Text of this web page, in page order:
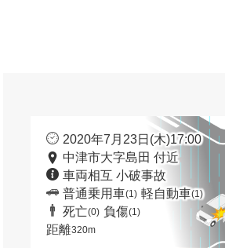
2020年7月23日(木)17:00
中津市大字島田 付近
車両相互 小破事故
普通乗用車(1) 軽自動車(1)
死亡(0) 負傷(1)
距離320m